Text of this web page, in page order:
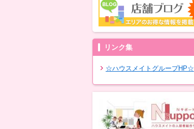
リンク集
☆ハウスメイトグループHP☆